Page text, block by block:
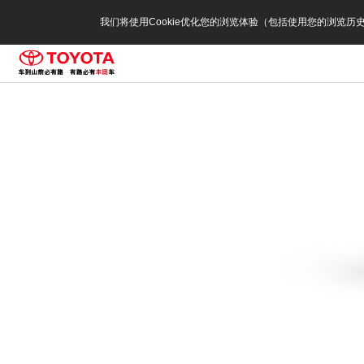
我们将使用Cookie优化您的浏览体验（包括使用您的浏览历